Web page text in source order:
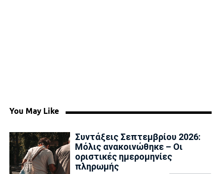
You May Like
Συντάξεις Σεπτεμβρίου 2026:
Μόλις ανακοινώθηκε – Οι
οριστικές ημερομηνίες
πληρωμής